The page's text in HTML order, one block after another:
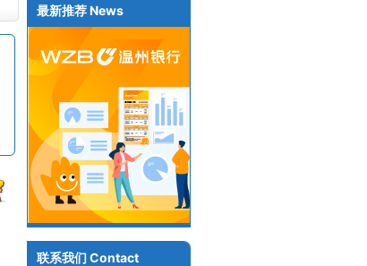
最新推荐News
联系我们Contact